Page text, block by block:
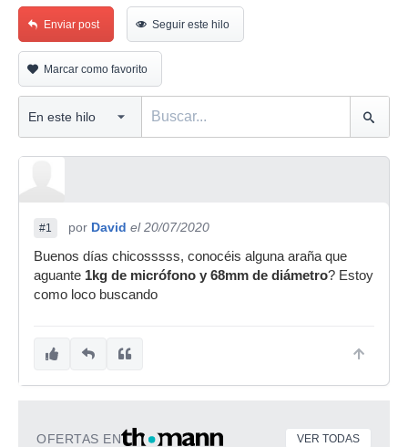
Enviar post Seguir este hilo
Marcar como favorito
#1 por David el 20/07/2020
Buenos días chicosssss, conocéis alguna araña que
aguante 1kg de micrófono y 68mm de diámetro? Estoy
como loco buscando
OFERTAS EN VER TODAS